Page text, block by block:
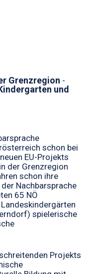
Grenzregion -
und
schon bei
EU-Projekts
der Grenzregion
schon ihre
Nachbarsprache
65 NÖ
spielerische
Projekts